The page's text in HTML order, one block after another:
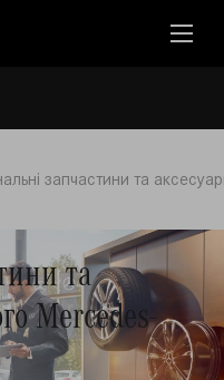
запчастини та
та
Mercedes-